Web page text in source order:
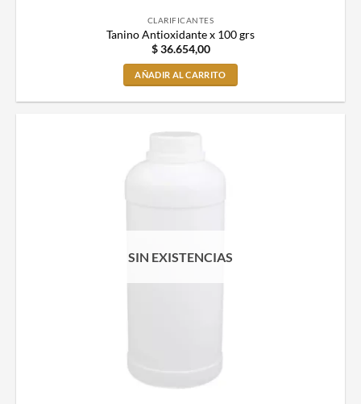
CLARIFICANTES
Tanino Antioxidante x 100 grs
$36.654,00
AÑADIR AL CARRITO
SIN EXISTENCIAS